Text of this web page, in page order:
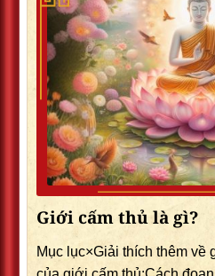
Giới cấm thủ là gì?
Mục lục×Giải thích thêm về